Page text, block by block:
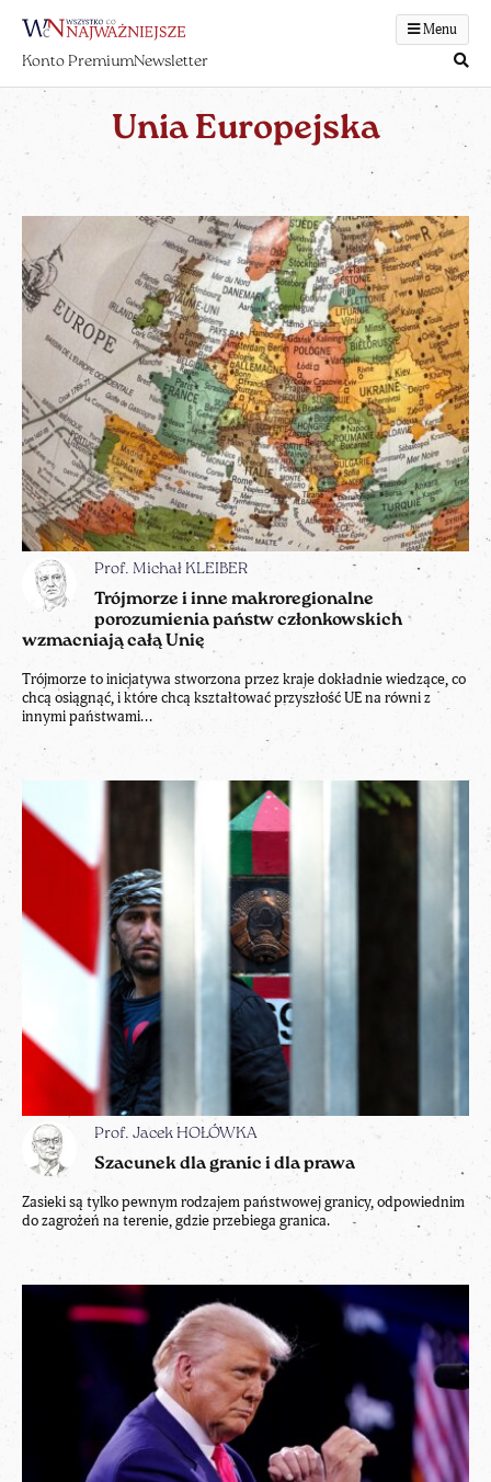
Menu
Konto PremiumNewsletter
Unia Europejska
Prof. Michał KLEIBER
Trójmorze i inne makroregionalne
porozumienia państw członkowskich
wzmacniają całą Unię
Trójmorze to inicjatywa stworzona przez kraje dokładnie wiedzące, co
chcą osiągnąć, i które chcą kształtować przyszłość UE na równi z
innymi państwami...
Prof. Jacek HOŁÓWKA
Szacunek dla granic i dla prawa
Zasieki są tylko pewnym rodzajem państwowej granicy, odpowiednim
do zagrożeń na terenie, gdzie przebiega granica.